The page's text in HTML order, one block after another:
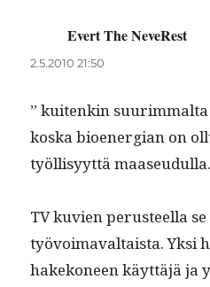
Evert The NeveRest
2.5.2010 21:50
” kuitenkin
kos­ka bioen­er­gian on
työl­lisyyt­tä
TV kuvien perus­teel­la
työvoimaval­taista. Yksi
hakekoneen käyt­täjä ja